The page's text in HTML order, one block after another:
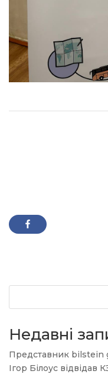
Недавні
Представник bilstein
Ігор Білоус